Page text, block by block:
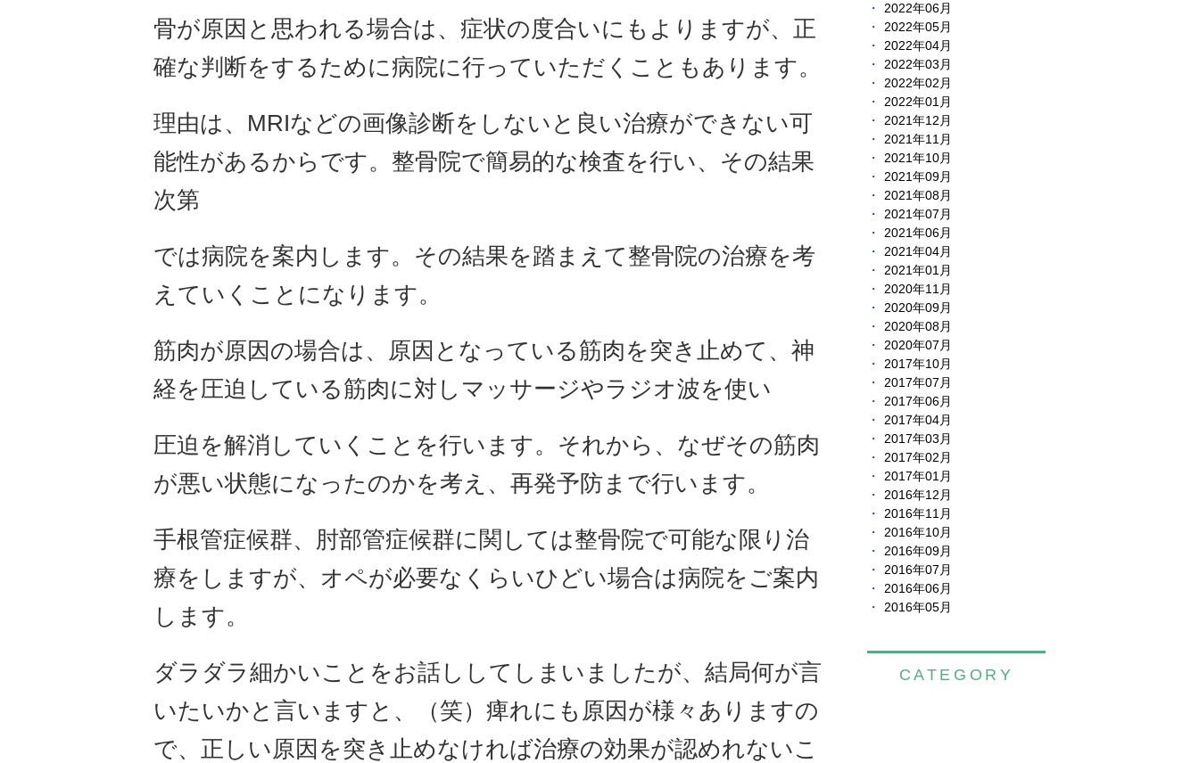
骨が原因と思われる場合は、症状の度合いにもよりますが、正
確な判断をするために病院に行っていただくこともあります。
理由は、MRIなどの画像診断をしないと良い治療ができない可
能性があるからです。整骨院で簡易的な検査を行い、その結果
次第
では病院を案内します。その結果を踏まえて整骨院の治療を考
えていくことになります。
筋肉が原因の場合は、原因となっている筋肉を突き止めて、神
経を圧迫している筋肉に対しマッサージやラジオ波を使い
圧迫を解消していくことを行います。それから、なぜその筋肉
が悪い状態になったのかを考え、再発予防まで行います。
手根管症候群、肘部管症候群に関しては整骨院で可能な限り治
療をしますが、オペが必要なくらいひどい場合は病院をご案内
します。
ダラダラ細かいことをお話ししてしまいましたが、結局何が言
いたいかと言いますと、（笑）痺れにも原因が様々ありますの
で、正しい原因を突き止めなければ治療の効果が認めれないこ
2022年06月
2022年05月
2022年04月
2022年03月
2022年02月
2022年01月
2021年12月
2021年11月
2021年10月
2021年09月
2021年08月
2021年07月
2021年06月
2021年04月
2021年01月
2020年11月
2020年09月
2020年08月
2020年07月
2017年10月
2017年07月
2017年06月
2017年04月
2017年03月
2017年02月
2017年01月
2016年12月
2016年11月
2016年10月
2016年09月
2016年07月
2016年06月
2016年05月
CATEGORY